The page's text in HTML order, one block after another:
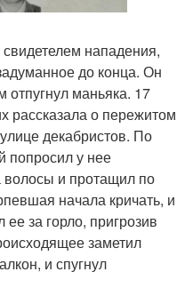
нападения,
до конца. Он
отпугнул маньяка. 17
рассказала о пережитом
декабристов. По
попросил у нее
волосы и протащил по
начала кричать, и
за горло, пригрозив
заметил
и спугнул